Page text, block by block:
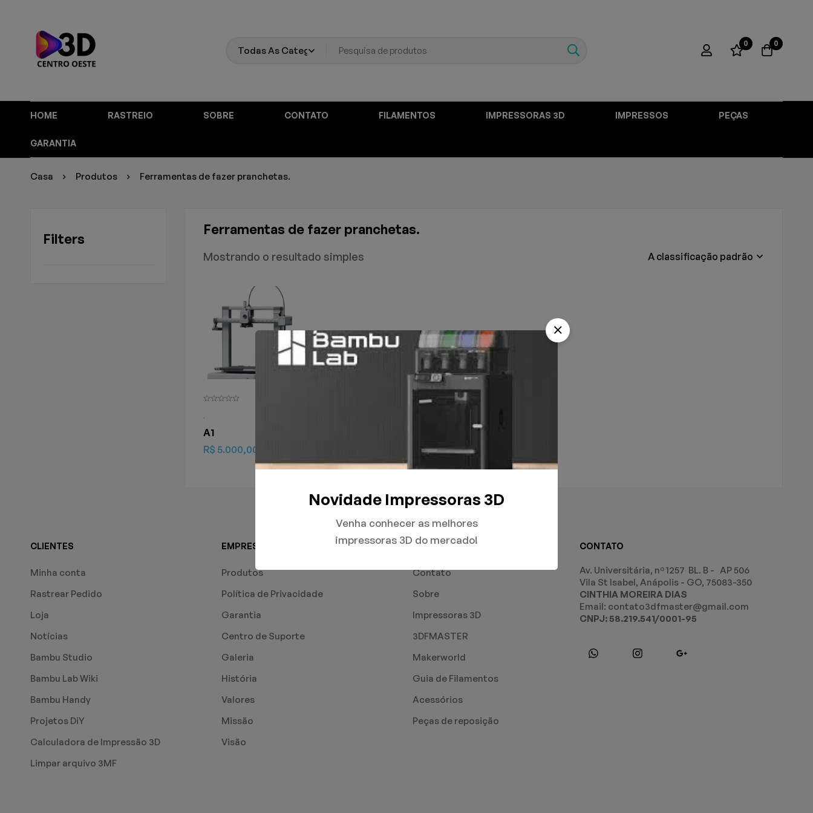
0 0
HOME RASTREIO SOBRE CONTATO FILAMENTOS IMPRESSORAS 3D IMPRESSOS PEÇAS
GARANTIA
Casa Produtos Ferramentas de fazer pranchetas.
Filters
Ferramentas de fazer pranchetas.
Mostrando o resultado simples A classificação padrão
.
A1
R$ 5.000,00
CLIENTES
Minha conta
Rastrear Pedido
Loja
Notícias
Bambu Studio
Bambu Lab Wiki
Bambu Handy
Projetos DiY
Calculadora de Impressão 3D
Limpar arquivo 3MF
EMPRESA
Produtos
Política de Privacidade
Garantia
Centro de Suporte
Galeria
História
Valores
Missão
Visão
PÁGINAS
Contato
Sobre
Impressoras 3D
3DFMASTER
Makerworld
Guia de Filamentos
Acessórios
Peças de reposição
CONTATO
Av. Universitária, nº 1257 BL. B - AP 506
Vila St Isabel, Anápolis - GO, 75083-350
CINTHIA MOREIRA DIAS
Email: contato3dfmaster@gmail.com
CNPJ: 58.219.541/0001-95
Novidade Impressoras 3D
Venha conhecer as melhores
impressoras 3D do mercado!